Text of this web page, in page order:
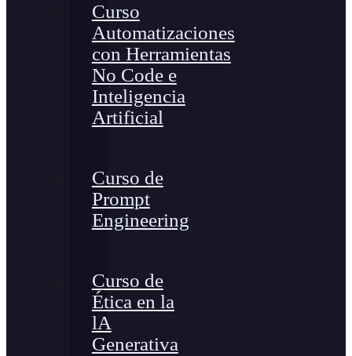
Curso
Automatizaciones
con Herramientas
No Code e
Inteligencia
Artificial
Curso de
Prompt
Engineering
Curso de
Ética en la
lA
Generativa